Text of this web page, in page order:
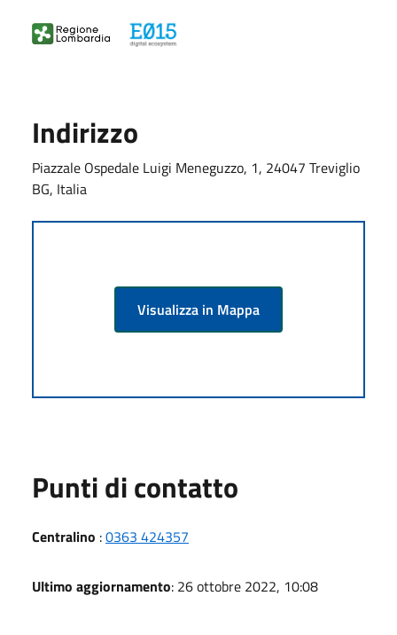
Indirizzo
Piazzale Ospedale Luigi Meneguzzo, 1, 24047 Treviglio
BG, Italia
Visualizza in Mappa
Punti di contatto
Centralino :0363 424357
Ultimo aggiornamento: 26 ottobre 2022, 10:08